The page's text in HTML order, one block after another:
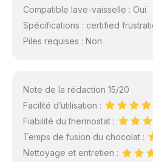
Compatible lave-vaisselle : Oui
Spécifications : certified
Piles requises : Non
Note de la rédaction 15/20
Facilité d’utilisation :
Fiabilité du thermostat :
Temps de fusion du chocolat :
Nettoyage et entretien :